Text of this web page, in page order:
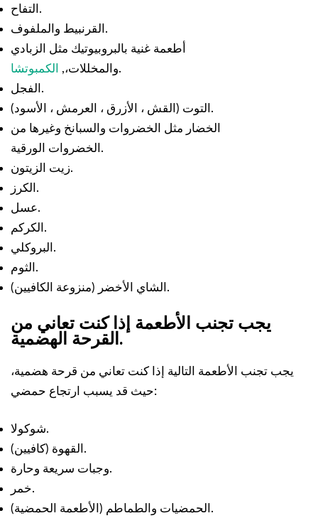
التفاح.
القرنبيط والملفوف.
أطعمة غنية بالبروبيوتيك مثل الزبادي
والمخللات،,
الكمبوتشا
.
الفجل.
التوت (القش ، الأزرق ، العرمش ، الأسود).
الخضار مثل الخضروات والسبانخ وغيرها من
الخضروات الورقية.
زيت الزيتون.
الكرز.
عسل.
الكركم.
البروكلي.
الثوم.
الشاي الأخضر (منزوعة الكافيين).
يجب تجنب الأطعمة إذا كنت تعاني من
القرحة الهضمية.
يجب تجنب الأطعمة التالية إذا كنت تعاني من قرحة هضمية،
حيث قد يسبب ارتجاع حمضي:
شوكولا.
القهوة (كافيين).
وجبات سريعة وحارة.
خمر.
الحمضيات والطماطم (الأطعمة الحمضية).